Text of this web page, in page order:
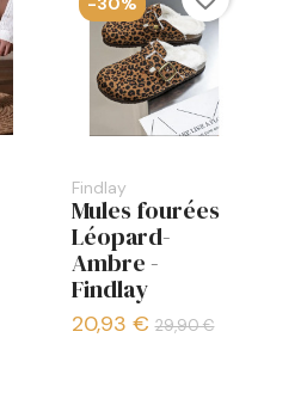
Findlay
Mules fourées
Léopard-
Ambre -
Findlay
20,93 €29,90 €